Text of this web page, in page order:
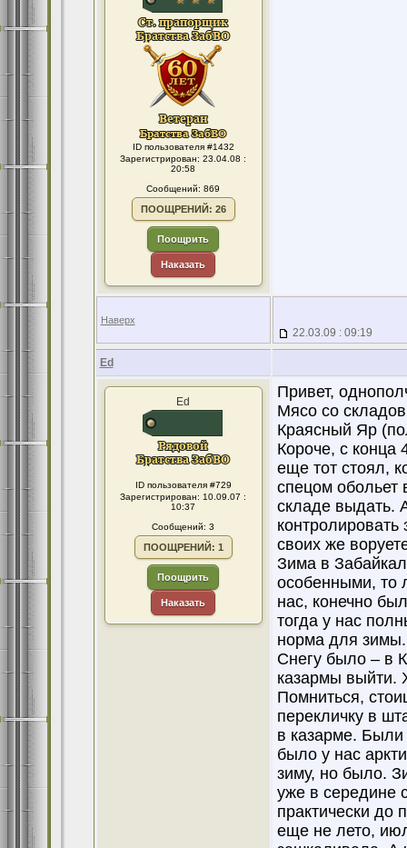
ID пользователя #1432
Зарегистрирован: 23.04.08 :
20:58
Сообщений: 869
ПООЩРЕНИЙ: 26
Поощрить
Наказать
Наверх
22.03.09 : 09:19
Ed
Ed
ID пользователя #729
Зарегистрирован: 10.09.07 :
10:37
Сообщений: 3
ПООЩРЕНИЙ: 1
Поощрить
Наказать
Привет,
Мясо со
Краясный Яр
Короче, с конца
еще тот стоял,
спецом обольет
складе выдать.
контролировать
своих же
Зима в
особенными, то
нас, конечно
тогда у нас
норма для зимы.
Снегу было – в
казармы выйти.
Помниться,
перекличку в
в казарме. Были
было у нас
зиму, но было.
уже в середине
практически до
еще не лето,